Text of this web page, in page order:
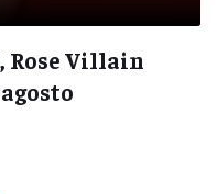
Rose Villain